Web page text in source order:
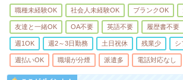
職種未経験OK 社会人未経験OK ブランクOK
友達と一緒OK OA不要 英語不要 履歴書不要
週1OK 週2～3日勤務 土日祝休 残業少 シ
週払いOK 職場が分煙 派遣多 電話対応なし